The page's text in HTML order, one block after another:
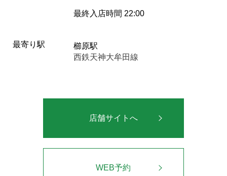
最終入店時間 22:00
最寄り駅
櫛原駅
西鉄天神大牟田線
店舗サイトへ
WEB予約